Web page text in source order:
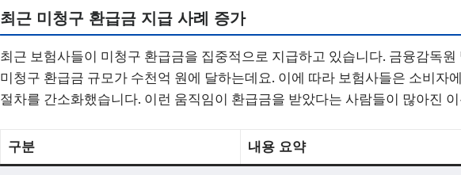
최근 미청구 환급금 지급 사례 증가
최근 보험사들이 미청구 환급금을 집중적으로 지급하고 있습니다. 금융감독
미청구 환급금 규모가 수천억 원에 달하는데요. 이에 따라 보험사들은 소비자
절차를 간소화했습니다. 이런 움직임이 환급금을 받았다는 사람들이 많아진
구분 내용 요약